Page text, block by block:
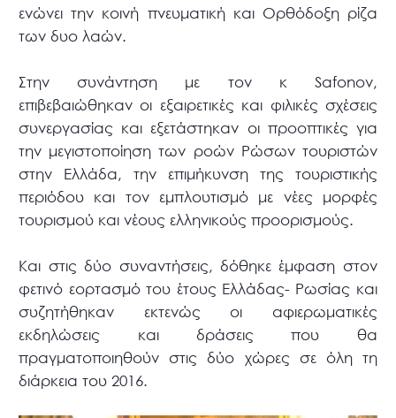
ενώνει την κοινή πνευματική και Ορθόδοξη ρίζα
των δυο λαών.
Στην συνάντηση με τον κ Safonov,
επιβεβαιώθηκαν οι εξαιρετικές και φιλικές σχέσεις
συνεργασίας και εξετάστηκαν οι προοπτικές για
την μεγιστοποίηση των ροών Ρώσων τουριστών
στην Ελλάδα, την επιμήκυνση της τουριστικής
περιόδου και τον εμπλουτισμό με νέες μορφές
τουρισμού και νέους ελληνικούς προορισμούς.
Και στις δύο συναντήσεις, δόθηκε έμφαση στον
φετινό εορτασμό του έτους Ελλάδας- Ρωσίας και
συζητήθηκαν εκτενώς οι αφιερωματικές
εκδηλώσεις και δράσεις που θα
πραγματοποιηθούν στις δύο χώρες σε όλη τη
διάρκεια του 2016.